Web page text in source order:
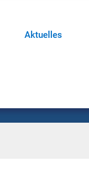
Aktuelles